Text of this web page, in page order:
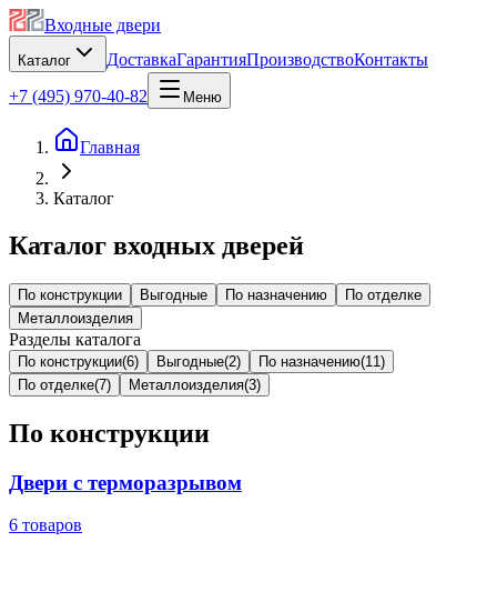
Входные двери
Каталог ДоставкаГарантияПроизводствоКонтакты
+7 (495) 970-40-82
Меню
Главная
Каталог
Каталог входных дверей
По конструкции Выгодные По назначению
По отделке
Металлоизделия
Разделы каталога
По конструкции(6) Выгодные(2) По назначению(11 )
По отделке(7) Металлоизделия(3)
По конструкции
Двери с терморазрывом
6 товаров